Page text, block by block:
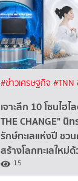
#ข่าวเศรษฐกิจ#TNN
เจาะลึก 10 โซนไฮไ
THE CHANGE" นิ
รักษ์ทะเลแห่งปี ชว
สร้างโลกทะเลใหม่
15